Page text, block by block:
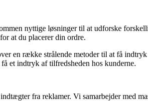
nyttige løsninger til at udforske
at du placerer din ordre.
en række strålende metoder til at få
et indtryk af tilfredsheden hos kunderne.
fra reklamer. Vi samarbejder med